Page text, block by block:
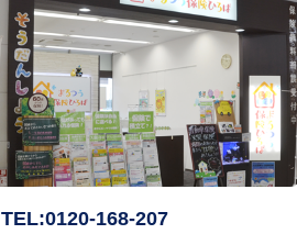
TEL:0120-168-207